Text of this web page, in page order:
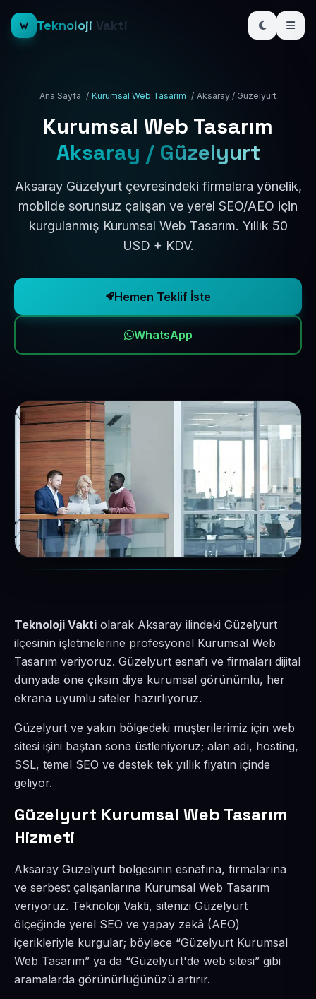
Teknoloji Vakti
Ana Sayfa / Kurumsal Web Tasarım / Aksaray / Güzelyurt
Kurumsal Web Tasarım
Aksaray / Güzelyurt
Aksaray Güzelyurt çevresindeki firmalara yönelik,
mobilde sorunsuz çalışan ve yerel SEO/AEO için
kurgulanmış Kurumsal Web Tasarım. Yıllık 50
USD + KDV.
Hemen Teklif İste
WhatsApp
Teknoloji Vakti olarak Aksaray ilindeki Güzelyurt
ilçesinin işletmelerine profesyonel Kurumsal Web
Tasarım veriyoruz. Güzelyurt esnafı ve firmaları dijital
dünyada öne çıksın diye kurumsal görünümlü, her
ekrana uyumlu siteler hazırlıyoruz.
Güzelyurt ve yakın bölgedeki müşterilerimiz için web
sitesi işini baştan sona üstleniyoruz; alan adı, hosting,
SSL, temel SEO ve destek tek yıllık fiyatın içinde
geliyor.
Güzelyurt Kurumsal Web Tasarım
Hizmeti
Aksaray Güzelyurt bölgesinin esnafına, firmalarına
ve serbest çalışanlarına Kurumsal Web Tasarım
veriyoruz. Teknoloji Vakti, sitenizi Güzelyurt
ölçeğinde yerel SEO ve yapay zekâ (AEO)
içerikleriyle kurgular; böylece “Güzelyurt Kurumsal
Web Tasarım” ya da “Güzelyurt'de web sitesi” gibi
aramalarda görünürlüğünüzü artırır.